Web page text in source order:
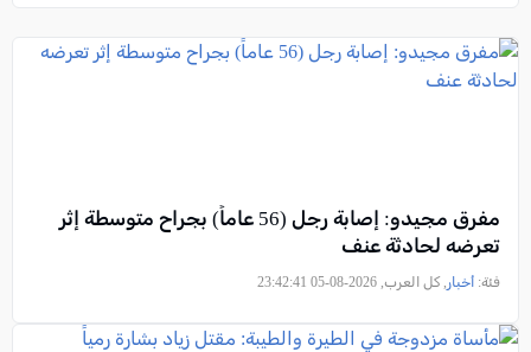
مفرق مجيدو: إصابة رجل (56 عاماً) بجراح متوسطة إثر
تعرضه لحادثة عنف
فئة: أخبار , كل العرب, 2026-08-05 23:42:41